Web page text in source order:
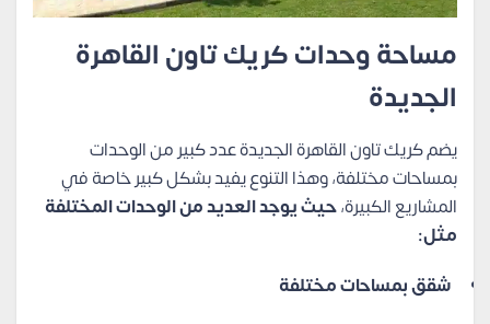
مساحة وحدات كريك تاون القاهرة
الجديدة
يضم كريك تاون القاهرة الجديدة عدد كبير من الوحدات
بمساحات مختلفة، وهذا التنوع يفيد بشكل كبير خاصة في
المشاريع الكبيرة،حيث يوجد العديد من الوحدات المختلفة
مثل:
شقق بمساحات مختلفة